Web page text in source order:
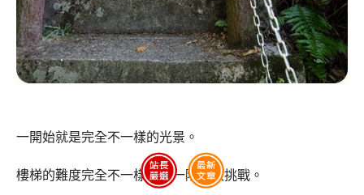
一開始就是完全不一樣的光景。
樓梯的難度完全不一樣，每一階都很挑戰。